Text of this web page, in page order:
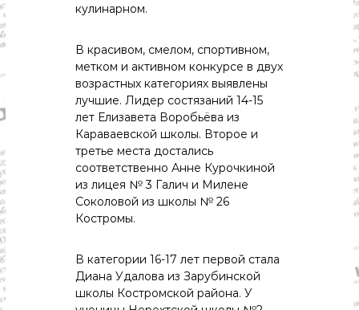
о
м
и
к
а
,
к
у
л
ь
у
с
п
о
кулинарном.
В красивом, смелом, спортивном,
метком и активном конкурсе в двух
возрастных категориях выявлены
лучшие. Лидер состязаний 14-15
лет Елизавета Воробьёва из
Караваевской школы. Второе и
третье места достались
соответственно Анне Курочкиной
из лицея № 3 Галич и Милене
Соколовой из школы № 26
Костромы.
В категории 16-17 лет первой стала
Диана Удалова из Зарубинской
школы Костромской района. У